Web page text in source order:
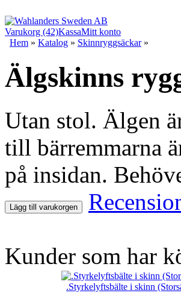
Varukorg (42)KassaMitt konto
Hem » Katalog » Skinnryggsäckar»
Älgskinns
Utan stol. Älgen
till bärremmarna
på insidan.
Lägg till varukorgen
Kunder som har
.Styrkelyftsbälte i skinn